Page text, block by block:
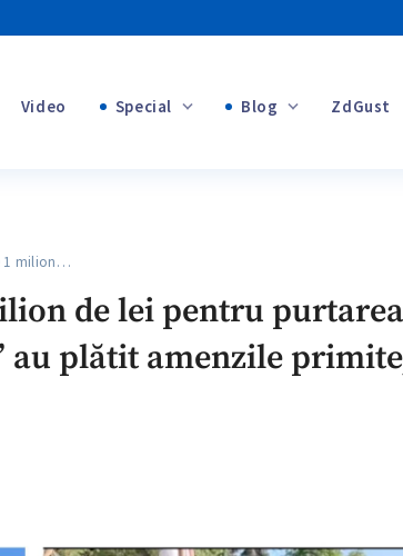
Video Special Blog
+1
ZdGust
1 milion…
de lei pentru
au plătit amenzile